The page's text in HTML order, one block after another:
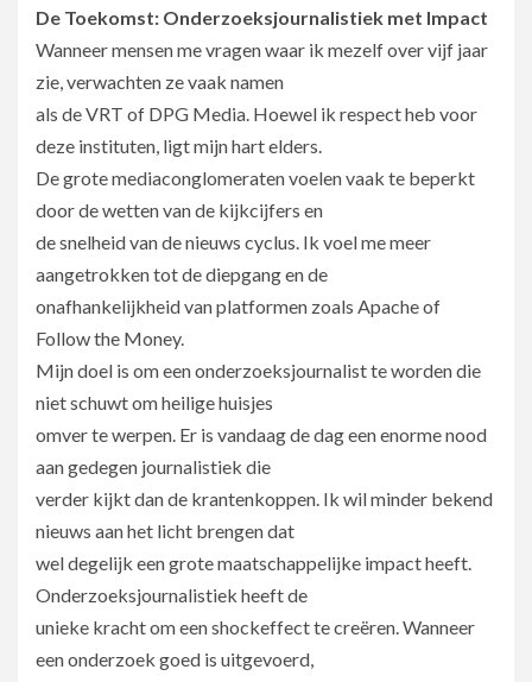
De Toekomst: Onderzoeksjournalistiek met Impact
Wanneer mensen me vragen waar ik mezelf over vijf jaar
zie, verwachten ze vaak namen
als de VRT of DPG Media. Hoewel ik respect heb voor
deze instituten, ligt mijn hart elders.
De grote mediaconglomeraten voelen vaak te beperkt
door de wetten van de kijkcijfers en
de snelheid van de nieuws cyclus. Ik voel me meer
aangetrokken tot de diepgang en de
onafhankelijkheid van platformen zoals Apache of
Follow the Money.
Mijn doel is om een onderzoeksjournalist te worden die
niet schuwt om heilige huisjes
omver te werpen. Er is vandaag de dag een enorme nood
aan gedegen journalistiek die
verder kijkt dan de krantenkoppen. Ik wil minder bekend
nieuws aan het licht brengen dat
wel degelijk een grote maatschappelijke impact heeft.
Onderzoeksjournalistiek heeft de
unieke kracht om een shockeffect te creëren. Wanneer
een onderzoek goed is uitgevoerd,